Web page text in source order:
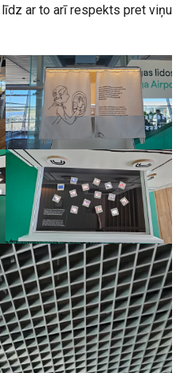
ar to arī respekts pret viņu